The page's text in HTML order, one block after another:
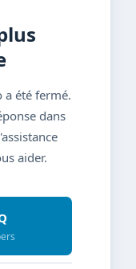
a été fermé.
dans
aider.